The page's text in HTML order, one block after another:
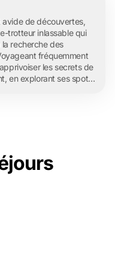
avide de découvertes,
trotteur inlassable qui
recherche des
fréquemment
les secrets de
en explorant ses spots
À travers ses
transmettre